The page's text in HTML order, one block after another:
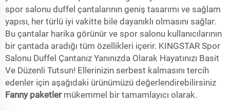
spor salonu duffel çantalarının geniş tasarımı ve sağlam
yapısı, her türlü iyi vakitte bile dayanıklı olmasını sağlar.
Bu çantalar harika görünür ve spor salonu kullanıcılarının
bir çantada aradığı tüm özellikleri içerir. KINGSTAR Spor
Salonu Duffel Çantanız Yanınızda Olarak Hayatınızı Basit
Ve Düzenli Tutsun! Ellerinizin serbest kalmasını tercih
edenler için aşağıdaki ürünümüzü değerlendirebilirsiniz
Fanny paketler mükemmel bir tamamlayıcı olarak.